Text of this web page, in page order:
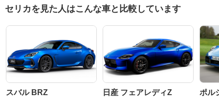
セリカを見た人はこんな車と比較しています
スバル BRZ 日産 フェアレディZ ポル